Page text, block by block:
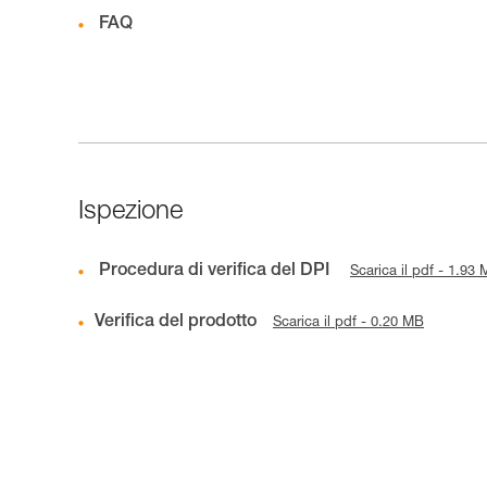
FAQ
Ispezione
Procedura di verifica del DPI Scarica il pdf - 1.93
Verifica del prodotto Scarica il pdf - 0.20 MB